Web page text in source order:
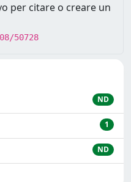
per citare o creare un
50728
ND
1
ND